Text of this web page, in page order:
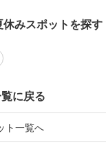
みスポットを探す
に戻る
ト一覧へ